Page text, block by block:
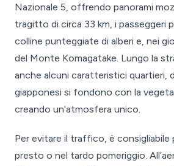
Nazionale 5, offrendo panorami
tragitto di circa 33 km, i passeggeri
colline punteggiate di alberi e, nei
del Monte Komagatake. Lungo la
anche alcuni caratteristici quartieri,
giapponesi si fondono con la
creando un'atmosfera unico.
Per evitare il traffico, è consigliabile
presto o nel tardo pomeriggio.